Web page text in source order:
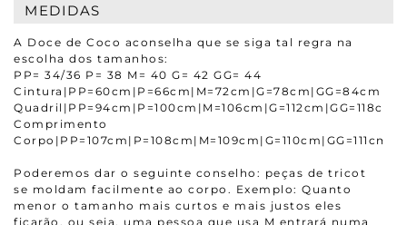
MEDIDAS
A Doce de Coco aconselha que se siga tal regra na
escolha dos tamanhos:
PP= 34/36 P= 38 M= 40 G= 42 GG= 44
Cintura|PP=60cm|P=66cm|M=72cm|G=78cm|GG=84cm
Quadril|PP=94cm|P=100cm|M=106cm|G=112cm|GG=118cm
Comprimento
Corpo|PP=107cm|P=108cm|M=109cm|G=110cm|GG=111cm
Poderemos dar o seguinte conselho: peças de tricot
se moldam facilmente ao corpo. Exemplo: Quanto
menor o tamanho mais curtos e mais justos eles
ficarão, ou seja, uma pessoa que usa M entrará numa